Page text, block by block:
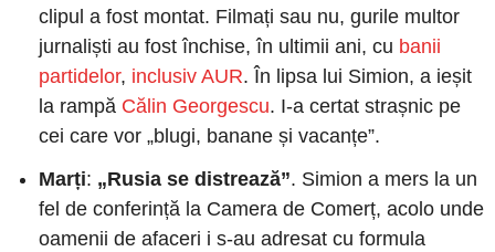
clipul a fost montat. Filmați sau nu, gurile multor
jurnaliști au fost închise, în ultimii ani, cu banii
partidelor, inclusiv AUR. În lipsa lui Simion, a ieșit
la rampă Călin Georgescu. I-a certat strașnic pe
cei care vor „blugi, banane și vacanțe”.
Marți: „Rusia se distrează”. Simion a mers la un
fel de conferință la Camera de Comerț, acolo unde
oamenii de afaceri i s-au adresat cu formula